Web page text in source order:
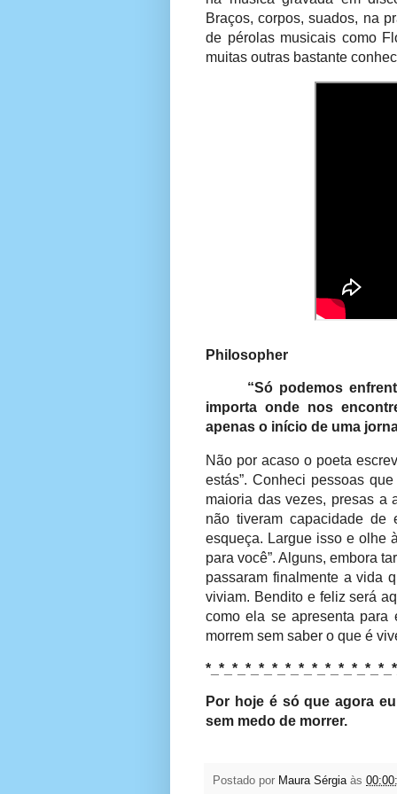
Braços, corpos, suados, na
de pérolas musicais como
muitas outras bastante
Philosopher
“Só podemos
importa onde nos
apenas o início de uma
Não por acaso o poeta
estás”. Conheci pessoas
maioria das vezes, presas a
não tiveram capacidade de
esqueça. Largue isso e olhe
para você”. Alguns, embora
passaram finalmente a vida
viviam. Bendito e feliz será
como ela se apresenta para
morrem sem saber o que é
Por hoje é só que agora
sem medo de morrer.
Postado por Maura Sérgia às